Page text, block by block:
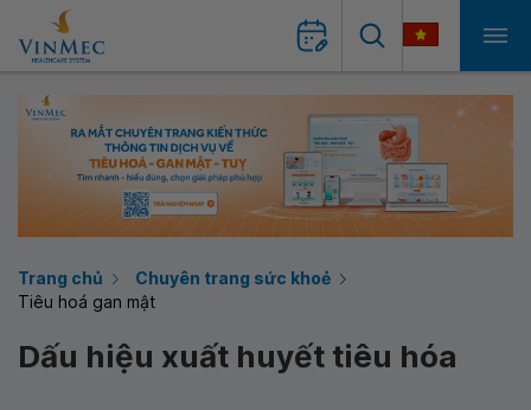
Trang chủ
Chuyên trang sức khoẻ
Tiêu hoá gan mật
Dấu hiệu xuất huyết tiêu hóa